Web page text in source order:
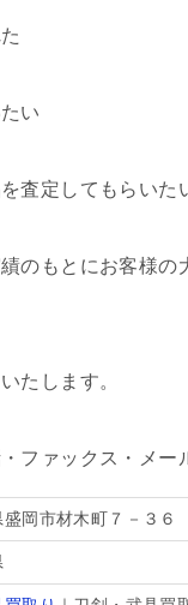
い
査定してもらいた
のもとにお客様
たします。
ファックス・メー
岡市材木町７－３６